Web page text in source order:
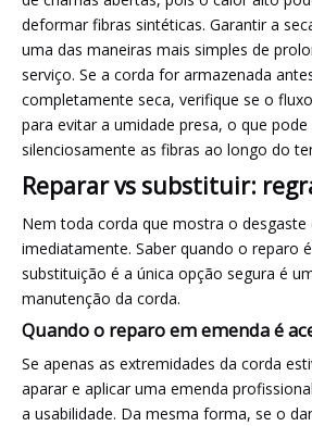
deformar fibras sintéticas. Garantir a
uma das maneiras mais simples de
serviço. Se a corda for armazenada
completamente seca, verifique se o
para evitar a umidade presa, o que
silenciosamente as fibras ao longo do
Reparar vs substituir:
Nem toda corda que mostra o desgaste
imediatamente. Saber quando o reparo
substituição é a única opção segura é
manutenção da corda.
Quando o reparo em emenda é
Se apenas as extremidades da corda
aparar e aplicar uma emenda
a usabilidade. Da mesma forma, se o